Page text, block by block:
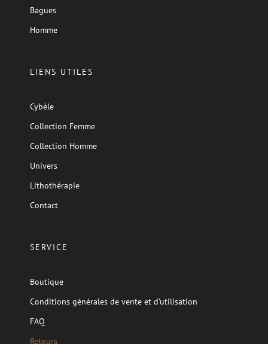
Bagues
Homme
LIENS UTILES
Cybèle
Collection Femme
Collection Homme
Univers
Lithothérapie
Contact
SERVICE
Boutique
Conditions générales de vente et d’utilisation
FAQ
Retours